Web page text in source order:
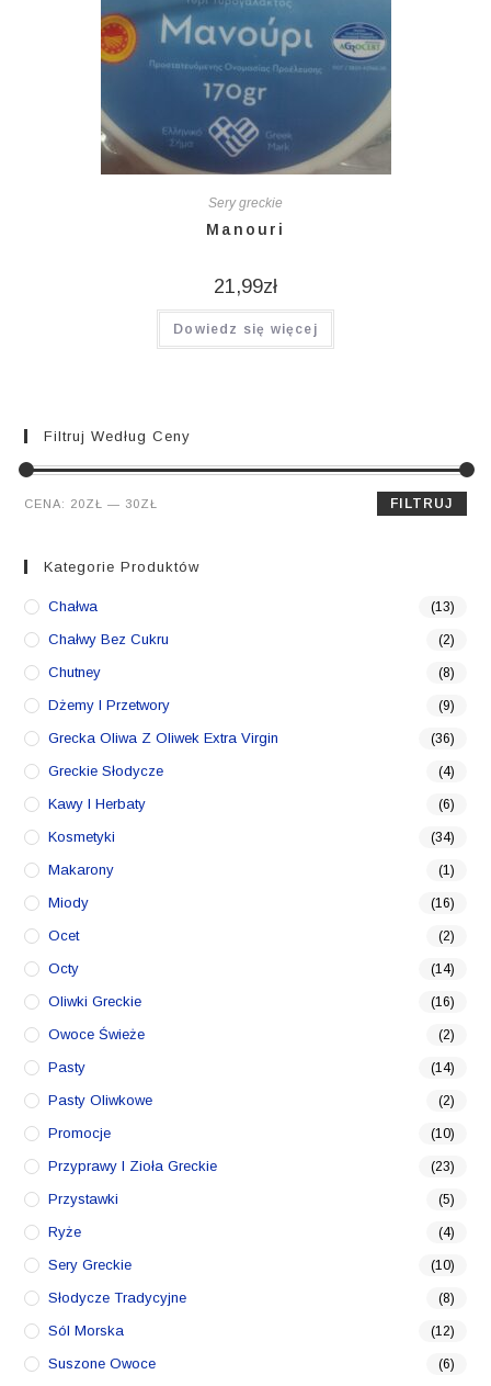
Sery greckie
Manouri
21,99zł
Dowiedz się więcej
Filtruj Według Ceny
Cena
Cena
FILTRUJ
CENA: 20ZŁ — 30ZŁ
Kategorie Produktów
Chałwa (13)
Chałwy Bez Cukru (2)
Chutney (8)
Dżemy I Przetwory (9)
Grecka Oliwa Z Oliwek Extra Virgin (36)
Greckie Słodycze (4)
Kawy I Herbaty (6)
Kosmetyki (34)
Makarony (1)
Miody (16)
Ocet (2)
Octy (14)
Oliwki Greckie (16)
Owoce Świeże (2)
Pasty (14)
Pasty Oliwkowe (2)
Promocje (10)
Przyprawy I Zioła Greckie (23)
Przystawki (5)
Ryże (4)
Sery Greckie (10)
Słodycze Tradycyjne (8)
Sól Morska (12)
Suszone Owoce (6)